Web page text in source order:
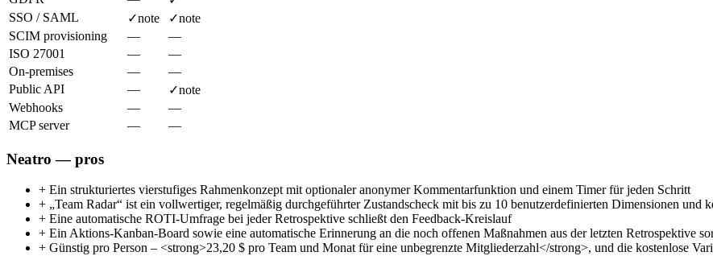
SSO / SAML
✓note ✓note
SCIM provisioning
—
—
ISO 27001
—
—
On-premises
—
—
Public API
— ✓note
Webhooks
—
—
MCP server
— —
Neatro — pros
+ Ein strukturiertes vierstufiges Rahmenkonzept mit optionaler anonymer Kommentarfunktion und einem Timer für jeden Schritt
+ „Team Radar“ ist ein vollwertiger, regelmäßig durchgeführter Zustandscheck mit bis zu 10 benutzerdefinierten Dimensionen und
+ Eine automatische ROTI-Umfrage bei jeder Retrospektive schließt den Feedback-Kreislauf
+ Ein Aktions-Kanban-Board sowie eine automatische Erinnerung an die noch offenen Maßnahmen aus der letzten Retrospektive
+ Günstig pro Person – <strong>23,20 $ pro Team und Monat für eine unbegrenzte Mitgliederzahl</strong>, und die kostenlose